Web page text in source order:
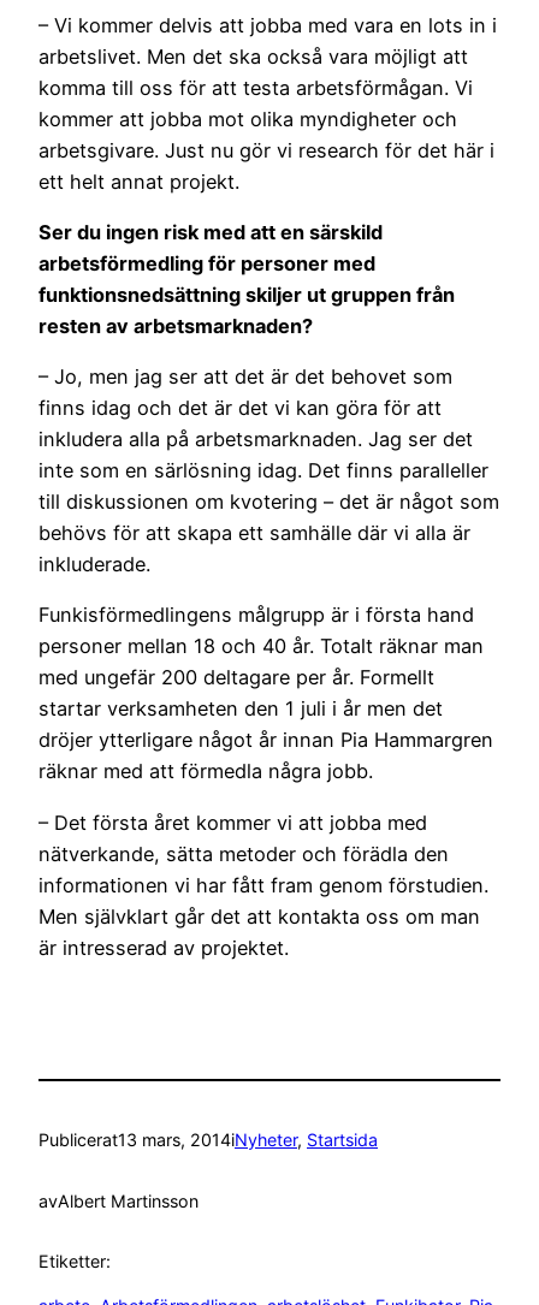
– Vi kommer delvis att jobba med vara en lots in i
arbetslivet. Men det ska också vara möjligt att
komma till oss för att testa arbetsförmågan. Vi
kommer att jobba mot olika myndigheter och
arbetsgivare. Just nu gör vi research för det här i
ett helt annat projekt.
Ser du ingen risk med att en särskild
arbetsförmedling för personer med
funktionsnedsättning skiljer ut gruppen från
resten av arbetsmarknaden?
– Jo, men jag ser att det är det behovet som
finns idag och det är det vi kan göra för att
inkludera alla på arbetsmarknaden. Jag ser det
inte som en särlösning idag. Det finns paralleller
till diskussionen om kvotering – det är något som
behövs för att skapa ett samhälle där vi alla är
inkluderade.
Funkisförmedlingens målgrupp är i första hand
personer mellan 18 och 40 år. Totalt räknar man
med ungefär 200 deltagare per år. Formellt
startar verksamheten den 1 juli i år men det
dröjer ytterligare något år innan Pia Hammargren
räknar med att förmedla några jobb.
– Det första året kommer vi att jobba med
nätverkande, sätta metoder och förädla den
informationen vi har fått fram genom förstudien.
Men självklart går det att kontakta oss om man
är intresserad av projektet.
Publicerat13 mars, 2014iNyheter, Startsida
avAlbert Martinsson
Etiketter: